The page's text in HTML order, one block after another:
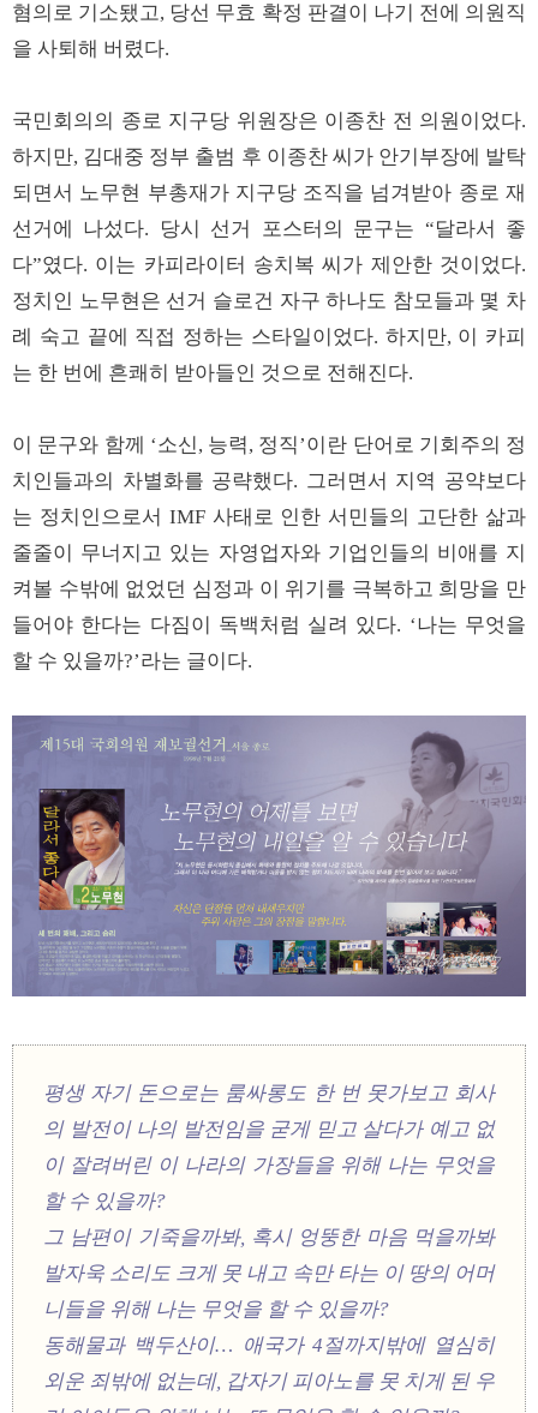
혐의로 기소됐고, 당선 무효 확정 판결이 나기 전에 의원직
을 사퇴해 버렸다.
국민회의의 종로 지구당 위원장은 이종찬 전 의원이었다.
하지만, 김대중 정부 출범 후 이종찬 씨가 안기부장에 발탁
되면서 노무현 부총재가 지구당 조직을 넘겨받아 종로 재
선거에 나섰다. 당시 선거 포스터의 문구는 “달라서 좋
다”였다. 이는 카피라이터 송치복 씨가 제안한 것이었다.
정치인 노무현은 선거 슬로건 자구 하나도 참모들과 몇 차
례 숙고 끝에 직접 정하는 스타일이었다. 하지만, 이 카피
는 한 번에 흔쾌히 받아들인 것으로 전해진다.
이 문구와 함께 ‘소신, 능력, 정직’이란 단어로 기회주의 정
치인들과의 차별화를 공략했다. 그러면서 지역 공약보다
는 정치인으로서 IMF 사태로 인한 서민들의 고단한 삶과
줄줄이 무너지고 있는 자영업자와 기업인들의 비애를 지
켜볼 수밖에 없었던 심정과 이 위기를 극복하고 희망을 만
들어야 한다는 다짐이 독백처럼 실려 있다. ‘나는 무엇을
할 수 있을까?’라는 글이다.
평생 자기 돈으로는 룸싸롱도 한 번 못가보고 회사
의 발전이 나의 발전임을 굳게 믿고 살다가 예고 없
이 잘려버린 이 나라의 가장들을 위해 나는 무엇을
할 수 있을까?
그 남편이 기죽을까봐, 혹시 엉뚱한 마음 먹을까봐
발자욱 소리도 크게 못 내고 속만 타는 이 땅의 어머
니들을 위해 나는 무엇을 할 수 있을까?
동해물과 백두산이… 애국가 4절까지밖에 열심히
외운 죄밖에 없는데, 갑자기 피아노를 못 치게 된 우